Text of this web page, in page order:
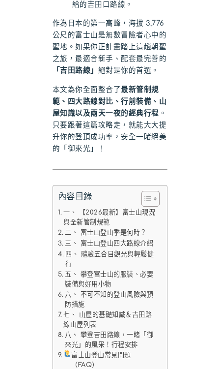
給的吉田口路線。
作為日本的第一高峰，海拔 3,776
公尺的富士山是無數冒險者心中的
聖地。如果你正計畫踏上這趟朝聖
之旅，最適合新手、配套最完善的
「吉田路線」 絕對是你的首選。
本文為你全面整合了最新管制規
範、四大路線對比、行前裝備、山
屋知識以及兩天一夜的經典行程 。
只要跟著這篇攻略走，就能大大提
升你的登頂成功率，安全一睹絕美
的「御來光」！
內容目錄
一、 【2026最新】富士山現況
與全新管制規範
二、 富士山登山季是何時？
三、 富士山登山四大路線介紹
四、 體驗五合目觀光與輕鬆健
行
五、 攀登富士山的服裝、必要
裝備與好用小物
六、 不可不知的登山風險與預
防措施
七、 山屋的基礎知識＆吉田路
線山屋列表
八、 攀登吉田路線，一睹「御
來光」的風采！行程安排
富士山登山常見問題
（FAQ）